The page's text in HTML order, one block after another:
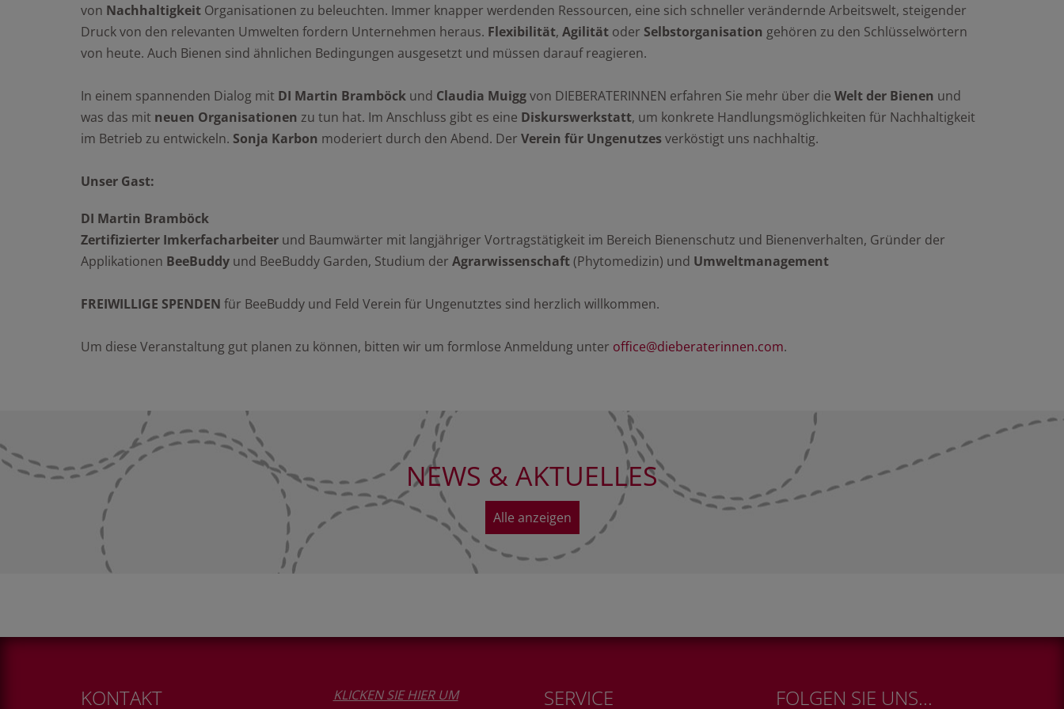
von Nachhaltigkeit Organisationen zu beleuchten. Immer knapper werdenden Ressourcen, eine sich schneller verändernde Arbeitswelt, steigender
Druck von den relevanten Umwelten fordern Unternehmen heraus. Flexibilität, Agilität oder Selbstorganisation gehören zu den Schlüsselwörtern
von heute. Auch Bienen sind ähnlichen Bedingungen ausgesetzt und müssen darauf reagieren.
In einem spannenden Dialog mit DI Martin Bramböck und Claudia Muiggvon DIEBERATERINNEN erfahren Sie mehr über die Welt der Bienen und
was das mit neuen Organisationen zu tun hat. Im Anschluss gibt es eine Diskurswerkstatt, um konkrete Handlungsmöglichkeiten für Nachhaltigkeit
im Betrieb zu entwickeln. Sonja Karbon moderiert durch den Abend. Der Verein für Ungenutzesverköstigt uns nachhaltig.
Unser Gast:
DI Martin Bramböck
Zertifizierter Imkerfacharbeiter und Baumwärter mit langjähriger Vortragstätigkeit im Bereich Bienenschutz und Bienenverhalten, Gründer der
Applikationen BeeBuddy und BeeBuddy Garden, Studium der Agrarwissenschaft(Phytomedizin) und Umweltmanagement
FREIWILLIGE SPENDEN für BeeBuddy und Feld Verein für Ungenutztes sind herzlich willkommen.
Um diese Veranstaltung gut planen zu können, bitten wir um formlose Anmeldung unter office@dieberaterinnen.com.
NEWS & AKTUELLES
Alle anzeigen
KONTAKT
KLICKEN SIE HIER UM
SERVICE FOLGEN SIE UNS...